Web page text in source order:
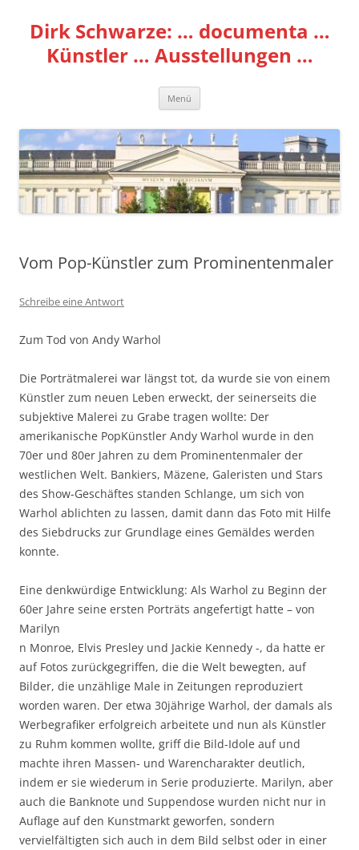
springen
Dirk Schwarze: … documenta …
Künstler … Ausstellungen …
Menü
Vom Pop-Künstler zum Prominentenmaler
Schreibe eine Antwort
Zum Tod von Andy Warhol
Die Porträtmalerei war längst tot, da wurde sie von einem
Künstler zum neuen Leben erweckt, der seinerseits die
subjektive Malerei zu Grabe tragen wollte: Der
amerikanische PopKünstler Andy Warhol wurde in den
70er und 80er Jahren zu dem Prominentenmaler der
westlichen Welt. Bankiers, Mäzene, Galeristen und Stars
des Show-Geschäftes standen Schlange, um sich von
Warhol ablichten zu lassen, damit dann das Foto mit Hilfe
des Siebdrucks zur Grundlage eines Gemäldes werden
konnte.
Eine denkwürdige Entwicklung: Als Warhol zu Beginn der
60er Jahre seine ersten Porträts angefertigt hatte – von
Marilyn
n Monroe, Elvis Presley und Jackie Kennedy -, da hatte er
auf Fotos zurückgegriffen, die die Welt bewegten, auf
Bilder, die unzählige Male in Zeitungen reproduziert
worden waren. Der etwa 30jährige Warhol, der damals als
Werbegrafiker erfolgreich arbeitete und nun als Künstler
zu Ruhm kommen wollte, griff die Bild-Idole auf und
machte ihren Massen- und Warencharakter deutlich,
indem er sie wiederum in Serie produzierte. Marilyn, aber
auch die Banknote und Suppendose wurden nicht nur in
Auflage auf den Kunstmarkt geworfen, sondern
vervielfältigten sich auch in dem Bild selbst oder in einer